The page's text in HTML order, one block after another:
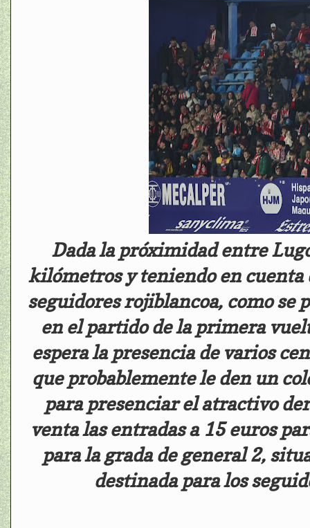
Dada la próximidad entre
kilómetros y teniendo en cuenta
seguidores rojiblancoa, como se
en el partido de la primera
espera la presencia de varios
que probablemente le den un
para presenciar el atractivo
venta las entradas a 15 euros
para la grada de general 2,
destinada para los